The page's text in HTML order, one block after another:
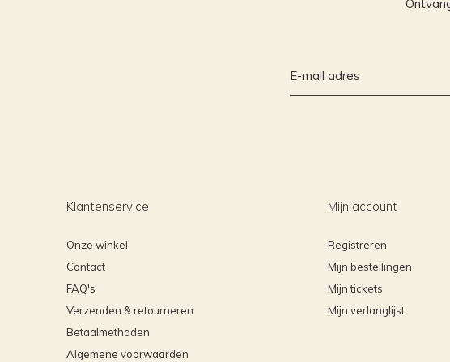
Klantenservice
Onze winkel
Contact
FAQ's
Verzenden & retourneren
Betaalmethoden
Algemene voorwaarden
Mijn account
Registreren
Mijn bestellingen
Mijn tickets
Mijn verlanglijst